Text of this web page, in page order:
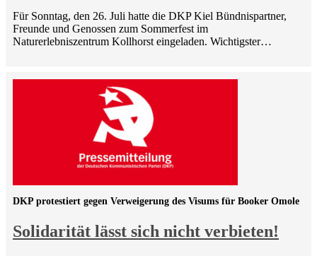
Für Sonntag, den 26. Juli hatte die DKP Kiel Bündnispartner,
Freunde und Genossen zum Sommerfest im
Naturerlebniszentrum Kollhorst eingeladen. Wichtigster…
Solidarität lässt sich nicht verbieten!
DKP protestiert gegen Verweigerung des Visums für Booker Omole